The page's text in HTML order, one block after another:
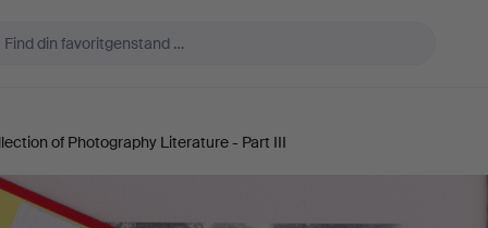
of Photography Literature - Part III